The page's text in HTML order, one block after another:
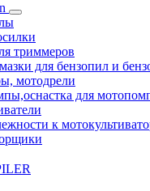
триммеров
для бензопил и
мотодрели
для
к